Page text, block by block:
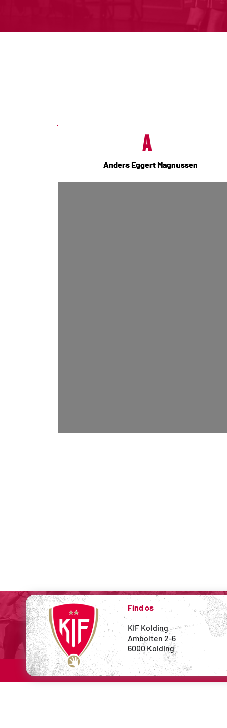
A
Anders Eggert Magnussen
Find os
KIF Kolding
Ambolten 2-6
6000 Kolding